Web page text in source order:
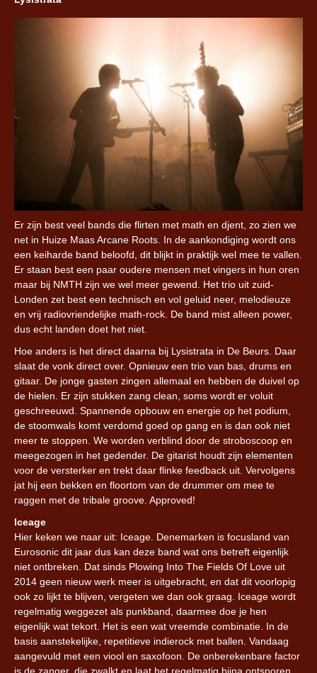
Er zijn best veel bands die flirten met math en djent, zo zien we
net in Huize Maas Arcane Roots. In de aankondiging wordt ons
een keiharde band beloofd, dit blijkt in praktijk wel mee te vallen.
Er staan best een paar oudere mensen met vingers in hun oren
maar bij NMTH zijn we wel meer gewend. Het trio uit zuid-
Londen zet best een technisch en vol geluid neer, melodieuze
en vrij radiovriendelijke math-rock. De band mist alleen power,
dus echt landen doet het niet.
Hoe anders is het direct daarna bij Lysistrata in De Beurs. Daar
slaat de vonk direct over. Opnieuw een trio van bas, drums en
gitaar. De jonge gasten zingen allemaal en hebben de duivel op
de hielen. Er zijn stukken zang clean, soms wordt er voluit
geschreeuwd. Spannende opbouw en energie op het podium,
de stoomwals komt verdomd goed op gang en is dan ook niet
meer te stoppen. We worden verblind door de stroboscoop en
meegezogen in het gedender. De gitarist houdt zijn elementen
voor de versterker en trekt daar flinke feedback uit. Vervolgens
jat hij een bekken en floortom van de drummer om mee te
raggen met de tribale groove. Approved!
Iceage
Hier keken we naar uit: Iceage. Denemarken is focusland van
Eurosonic dit jaar dus kan deze band wat ons betreft eigenlijk
niet ontbreken. Dat sinds Plowing Into The Fields Of Love uit
2014 geen nieuw werk meer is uitgebracht, en dat dit voorlopig
ook zo lijkt te blijven, vergeten we dan ook graag. Iceage wordt
regelmatig weggezet als punkband, daarmee doe je hen
eigenlijk wat tekort. Het is een wat vreemde combinatie. In de
basis aanstekelijke, repetitieve indierock met ballen. Vandaag
aangevuld met een viool en saxofoon. De onberekenbare factor
is de zanger, die zwalkt en laat het regelmatig bijna ontsporen.